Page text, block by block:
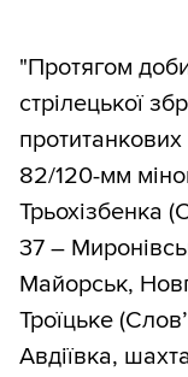
"Протягом доби
стрілецької
82/120-мм
Трьохізбенка
37 –
Майорськ,
Троїцьке
Авдіївка,